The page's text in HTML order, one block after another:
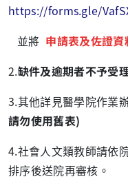
https://forms.gle/
並將 申請表及佐證
2.缺件及逾期者不予受
3.其他詳見醫學院作業
請勿使用舊表)
4.社會人文類教師請依
排序後送院再審核。